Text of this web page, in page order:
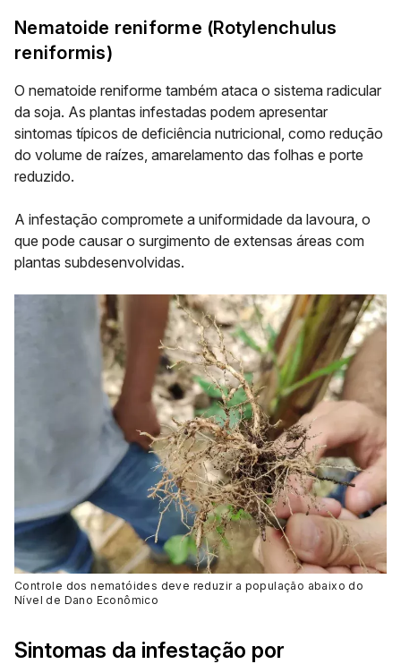
Nematoide reniforme (Rotylenchulus
reniformis)
O nematoide reniforme também ataca o sistema radicular
da soja. As plantas infestadas podem apresentar
sintomas típicos de deficiência nutricional, como redução
do volume de raízes, amarelamento das folhas e porte
reduzido.
A infestação compromete a uniformidade da lavoura, o
que pode causar o surgimento de extensas áreas com
plantas subdesenvolvidas.
Controle dos nematóides deve reduzir a população abaixo do
Nível de Dano Econômico
Sintomas da infestação por